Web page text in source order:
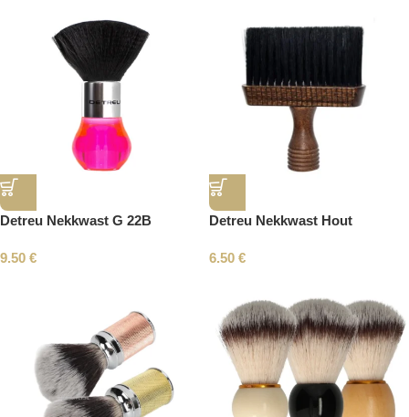
Detreu Nekkwast G 22B
9.50 €
Detreu Nekkwast Hout
6.50 €